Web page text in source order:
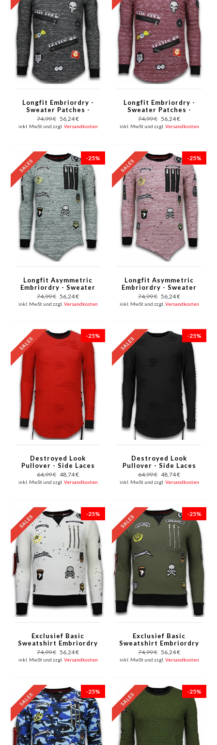
Longfit Embriordry -
Sweater Patches -
Elite Crew - Grau
74,99 € 56,24 €
inkl. MwSt und zzgl. Versandkosten
Longfit Embriordry -
Sweater Patches -
Elite Crew - Bordeaux
74,99 € 56,24 €
inkl. MwSt und zzgl. Versandkosten
-25%
Longfit Asymmetric
Embriordry - Sweater
Patches - US Army -
Grün
74,99 € 56,24 €
inkl. MwSt und zzgl. Versandkosten
-25%
Longfit Asymmetric
Embriordry - Sweater
Patches - US Army -
Rosa
74,99 € 56,24 €
inkl. MwSt und zzgl. Versandkosten
-25%
Destroyed Look
Pullover - Side Laces
Long Fit Sweatshirt -
Rot
64,99 € 48,74 €
inkl. MwSt und zzgl. Versandkosten
-25%
Destroyed Look
Pullover - Side Laces
Long Fit Sweatshirt -
Schwarz
64,99 € 48,74 €
inkl. MwSt und zzgl. Versandkosten
-25%
Exclusief Basic
Sweatshirt Embriordry
- Sweatshirt Herren
Patches - Weiß
74,99 € 56,24 €
inkl. MwSt und zzgl. Versandkosten
-25%
Exclusief Basic
Sweatshirt Embriordry
- Sweatshirt Herren
Patches - Grün
74,99 € 56,24 €
inkl. MwSt und zzgl. Versandkosten
-25% -25%